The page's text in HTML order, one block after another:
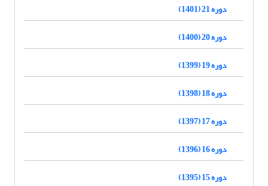
دوره 21 (1401)
دوره 20 (1400)
دوره 19 (1399)
دوره 18 (1398)
دوره 17 (1397)
دوره 16 (1396)
دوره 15 (1395)